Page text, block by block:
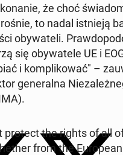
że choć
to nadal ist­nie­ją
oby­wa­te­li.
się oby­wa­te­le UE i
i kom­pli­ko­wać" –
ge­ne­ral­na
protect the rights of all
from the